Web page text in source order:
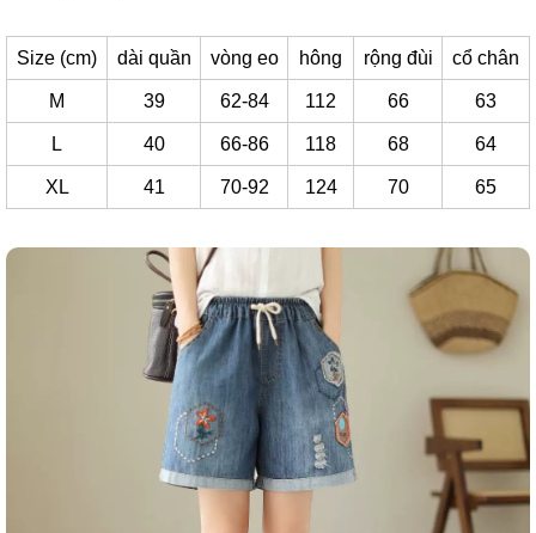
Size (cm) dài quần vòng eo hông rộng đùi cổ chân
M 39 62-84 112 66 63
L 40 66-86 118 68 64
XL 41 70-92 124 70 65